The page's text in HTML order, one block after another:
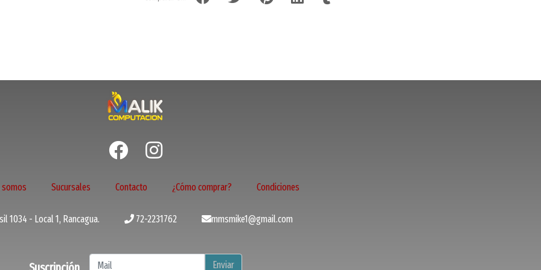
somos Sucursales Contacto ¿Cómo comprar? Condiciones
1034 - Local 1, Rancagua. 72-2231762 mmsmike1@gmail.com
Enviar